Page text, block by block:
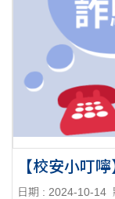
【校安小叮
日期 : 2024-10-14